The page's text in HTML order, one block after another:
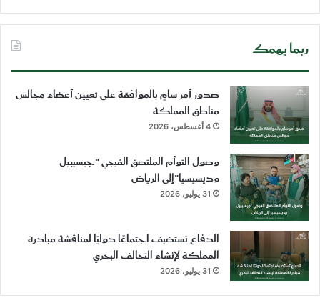
ربما يهمك
صدور أمر سامٍ بالموافقة على تعيين أعضاء مجالس
مناطق المملكة
4 أغسطس، 2026
وصول التوأم الملتصق الفيجي “جيسيبيل
وديسيسيا”إلى الرياض
31 يوليو، 2026
الدفاع تستضيف اجتماعًا دوليًا لمناقشة مبادرة
المملكة لإنشاء التحالف البحري
31 يوليو، 2026